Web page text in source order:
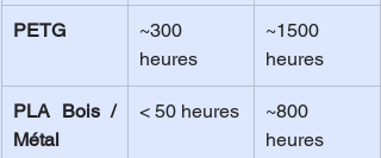
PETG
~300
heures
~1500
heures
PLA Bois /
Métal
< 50 heures
~800
heures